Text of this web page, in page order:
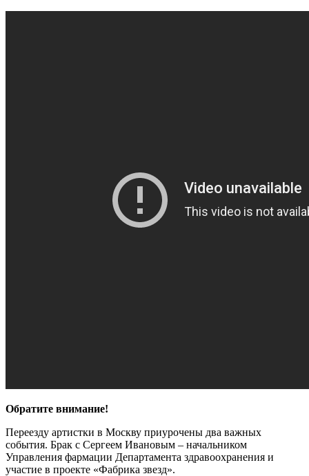
Обратите внимание!
Переезду артистки в Москву приурочены два важных
события. Брак с Сергеем Ивановым – начальником
Управления фармации Департамента здравоохранения и
участие в проекте «Фабрика звезд».